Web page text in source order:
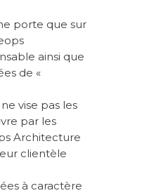
porte que sur
ainsi que
de «
vise pas les
par les
Architecture
clientèle
à caractère